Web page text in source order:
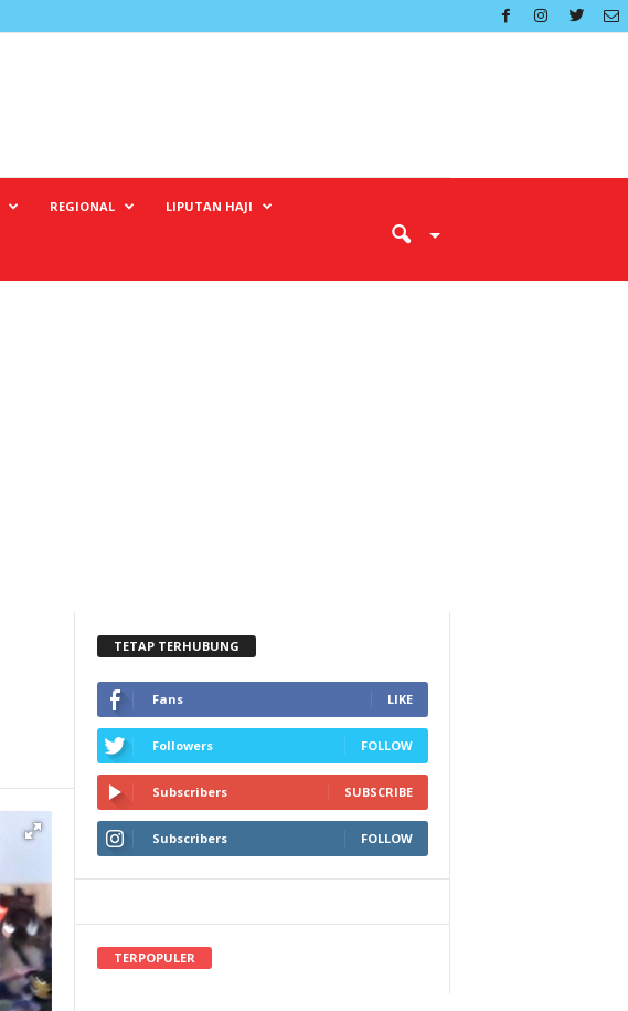
REGIONAL LIPUTAN HAJI
TETAP TERHUBUNG
Fans LIKE
Followers FOLLOW
Subscribers SUBSCRIBE
Subscribers FOLLOW